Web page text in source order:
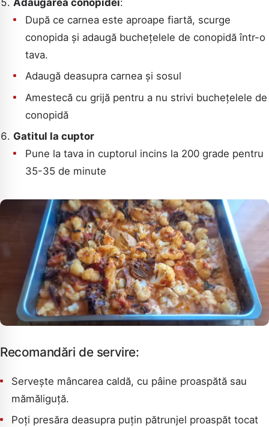
După ce carnea este aproape fiartă, scurge
conopida și adaugă buchețelele de conopidă într-o
tava.
Adaugă deasupra carnea și sosul
Amestecă cu grijă pentru a nu strivi buchețelele de
conopidă
Gatitul la cuptor
Pune la tava in cuptorul incins la 200 grade pentru
35-35 de minute
Recomandări de servire:
Servește mâncarea caldă, cu pâine proaspătă sau
mămăliguță.
Poți presăra deasupra puțin pătrunjel proaspăt tocat